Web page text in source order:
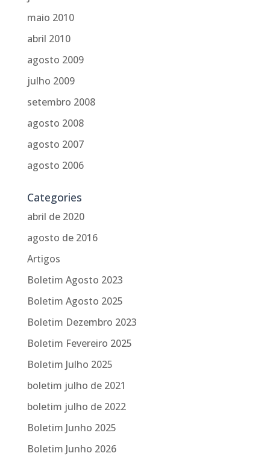
maio 2010
abril 2010
agosto 2009
julho 2009
setembro 2008
agosto 2008
agosto 2007
agosto 2006
Categories
abril de 2020
agosto de 2016
Artigos
Boletim Agosto 2023
Boletim Agosto 2025
Boletim Dezembro 2023
Boletim Fevereiro 2025
Boletim Julho 2025
boletim julho de 2021
boletim julho de 2022
Boletim Junho 2025
Boletim Junho 2026